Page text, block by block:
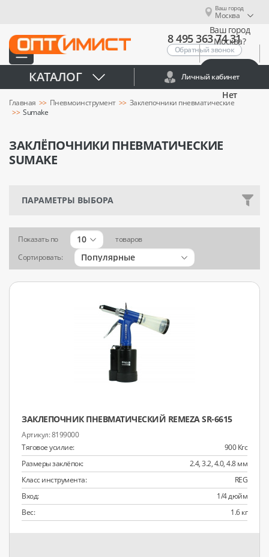
Ваш город
Москва
Ваш город
Москва?
Нет
8 495 363 74 31
Обратный звонок
КАТАЛОГ Личный кабинет
Главная Пневмоинструмент
Заклепочники пневматические
Sumake
ЗАКЛЁПОЧНИКИ ПНЕВМАТИЧЕСКИЕ
SUMAKE
ПАРАМЕТРЫ ВЫБОРА
Показать по 10
товаров
Сортировать:
Популярные
ЗАКЛЕПОЧНИК ПНЕВМАТИЧЕСКИЙ REMEZA SR-6615
8199000
Тяговое усилие:
900 Кгс
Размеры заклёпок:
2.4, 3.2, 4.0, 4.8 мм
Класс инструмента:
REG
Вход:
1/4 дюйм
Вес:
1.6 кг